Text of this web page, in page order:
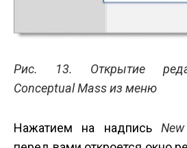
Рис. 13. Открытие
Conceptual Mass из меню
Нажатием на надпись